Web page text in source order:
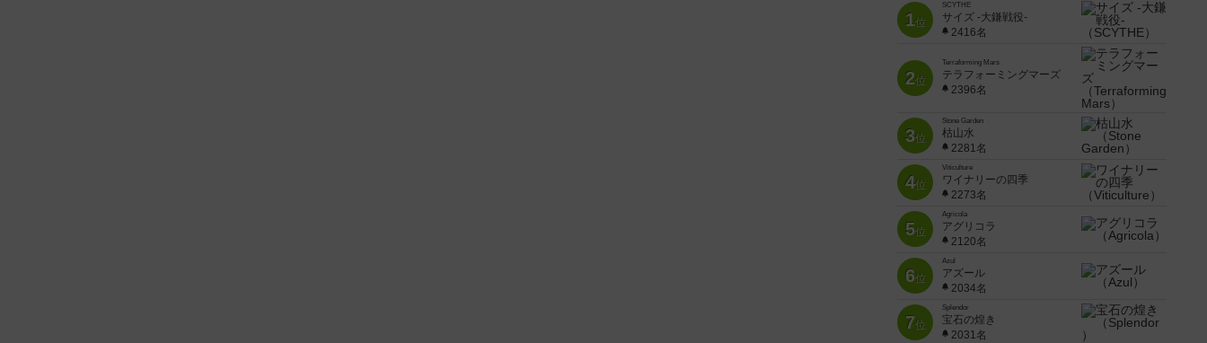
1位
SCYTHE
サイズ -大鎌戦役-
2416名
2位
Terraforming Mars
テラフォーミングマーズ
2396名
3位
Stone Garden
枯山水
2281名
4位
Viticulture
ワイナリーの四季
2273名
5位
Agricola
アグリコラ
2120名
6位
Azul
アズール
2034名
7位
Splendor
宝石の煌き
2031名